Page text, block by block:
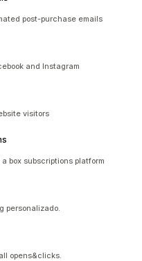
post-purchase emails
and Instagram
visitors
box subscriptions platform
personalizado.
opens&clicks.